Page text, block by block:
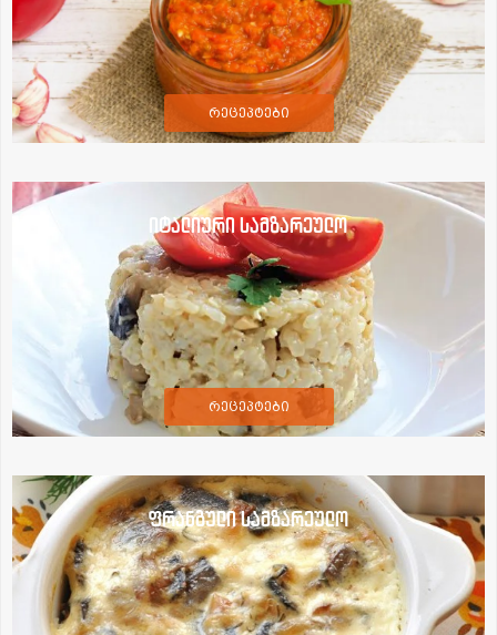
რეცეპტები
იტალიური სამზარეულო
რეცეპტები
ფრანგული სამზარეულო